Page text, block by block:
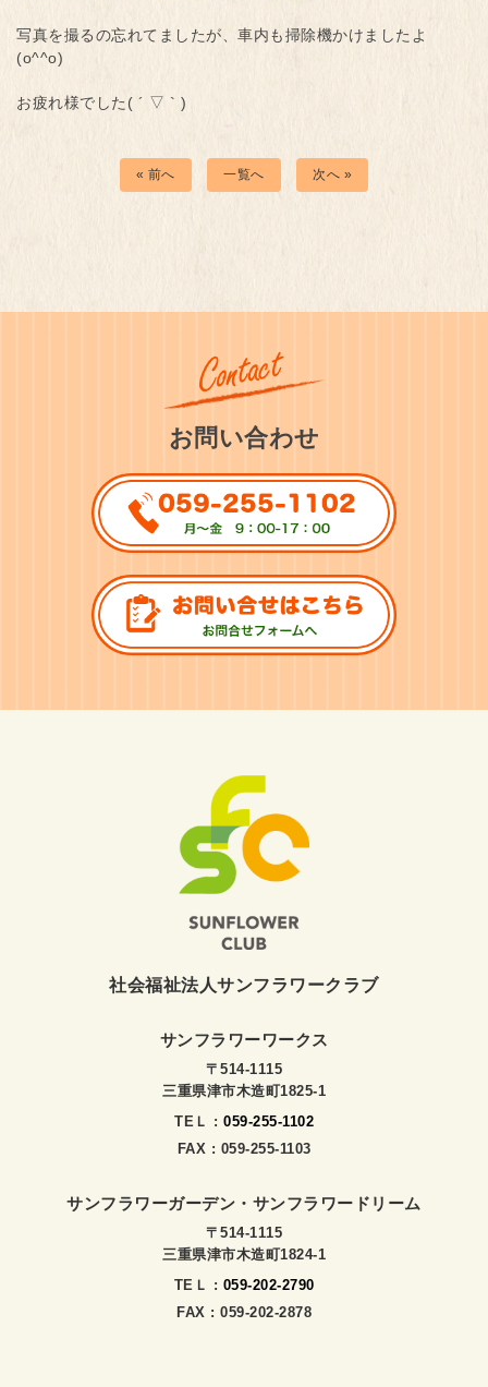
写真を撮るの忘れてましたが、車内も掃除機かけましたよ
(o^^o)
お疲れ様でした( ´ ▽ ` )
« 前へ 一覧へ 次へ »
お問い合わせ
社会福祉法人サンフラワークラブ
サンフラワーワークス
〒514-1115
三重県津市木造町1825-1
TEＬ : 059-255-1102
FAX : 059-255-1103
サンフラワーガーデン・サンフラワードリーム
〒514-1115
三重県津市木造町1824-1
TEＬ : 059-202-2790
FAX : 059-202-2878